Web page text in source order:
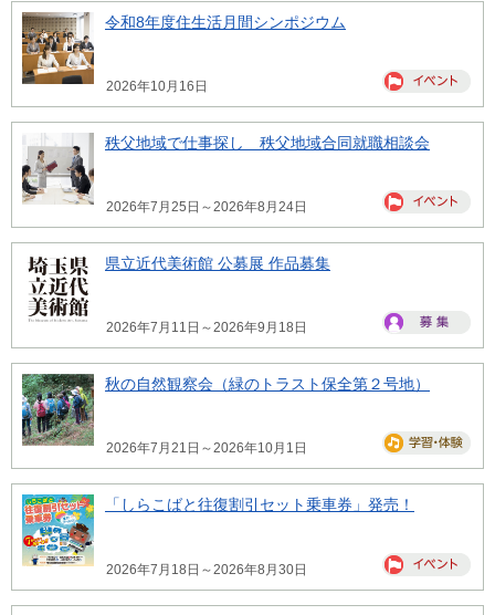
令和8年度住生活月間シンポジウム
2026年10月16日
秩父地域で仕事探し 秩父地域合同就職相談会
2026年7月25日～2026年8月24日
県立近代美術館 公募展 作品募集
2026年7月11日～2026年9月18日
秋の自然観察会（緑のトラスト保全第２号地）
2026年7月21日～2026年10月1日
「しらこばと往復割引セット乗車券」発売！
2026年7月18日～2026年8月30日